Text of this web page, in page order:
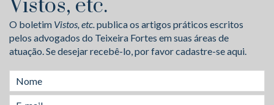
Vistos, etc.
O boletim Vistos, etc.publica os artigos práticos escritos
pelos advogados do Teixeira Fortes em suas áreas de
atuação. Se desejar recebê-lo, por favor cadastre-se aqui.